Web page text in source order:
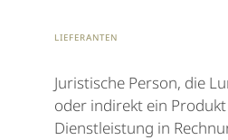
Lieferanten
Juristische Person, die
oder indirekt ein
Dienstleistung in